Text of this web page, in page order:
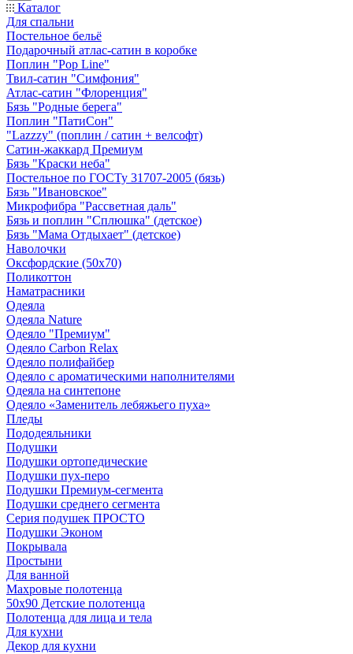
Каталог
Для спальни
Постельное бельё
Подарочный атлас-сатин в коробке
Поплин "Pop Line"
Твил-сатин "Симфония"
Атлас-сатин "Флоренция"
Бязь "Родные берега"
Поплин "ПатиСон"
"Lazzzy" (поплин / сатин + велсофт)
Сатин-жаккард Премиум
Бязь "Краски неба"
Постельное по ГОСТу 31707-2005 (бязь)
Бязь "Ивановское"
Микрофибра "Рассветная даль"
Бязь и поплин "Сплюшка" (детское)
Бязь "Мама Отдыхает" (детское)
Наволочки
Оксфордские (50х70)
Поликоттон
Наматрасники
Одеяла
Одеяла Nature
Одеяло "Премиум"
Одеяло Carbon Relax
Одеяло полифайбер
Одеяло с ароматическими наполнителями
Одеяла на синтепоне
Одеяло «Заменитель лебяжьего пуха»
Пледы
Пододеяльники
Подушки
Подушки ортопедические
Подушки пух-перо
Подушки Премиум-сегмента
Подушки среднего сегмента
Серия подушек ПРОСТО
Подушки Эконом
Покрывала
Простыни
Для ванной
Махровые полотенца
50х90 Детские полотенца
Полотенца для лица и тела
Для кухни
Декор для кухни